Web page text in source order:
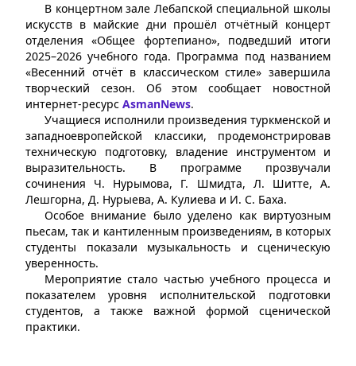
В концертном зале Лебапской специальной школы
искусств в майские дни прошёл отчётный концерт
отделения «Общее фортепиано», подведший итоги
2025–2026 учебного года. Программа под названием
«Весенний отчёт в классическом стиле» завершила
творческий сезон. Об этом сообщает новостной
интернет-ресурс AsmanNews.
Учащиеся исполнили произведения туркменской и
западноевропейской классики, продемонстрировав
техническую подготовку, владение инструментом и
выразительность. В программе прозвучали
сочинения Ч. Нурымова, Г. Шмидта, Л. Шитте, А.
Лешгорна, Д. Нурыева, А. Кулиева и И. С. Баха.
Особое внимание было уделено как виртуозным
пьесам, так и кантиленным произведениям, в которых
студенты показали музыкальность и сценическую
уверенность.
Мероприятие стало частью учебного процесса и
показателем уровня исполнительской подготовки
студентов, а также важной формой сценической
практики.